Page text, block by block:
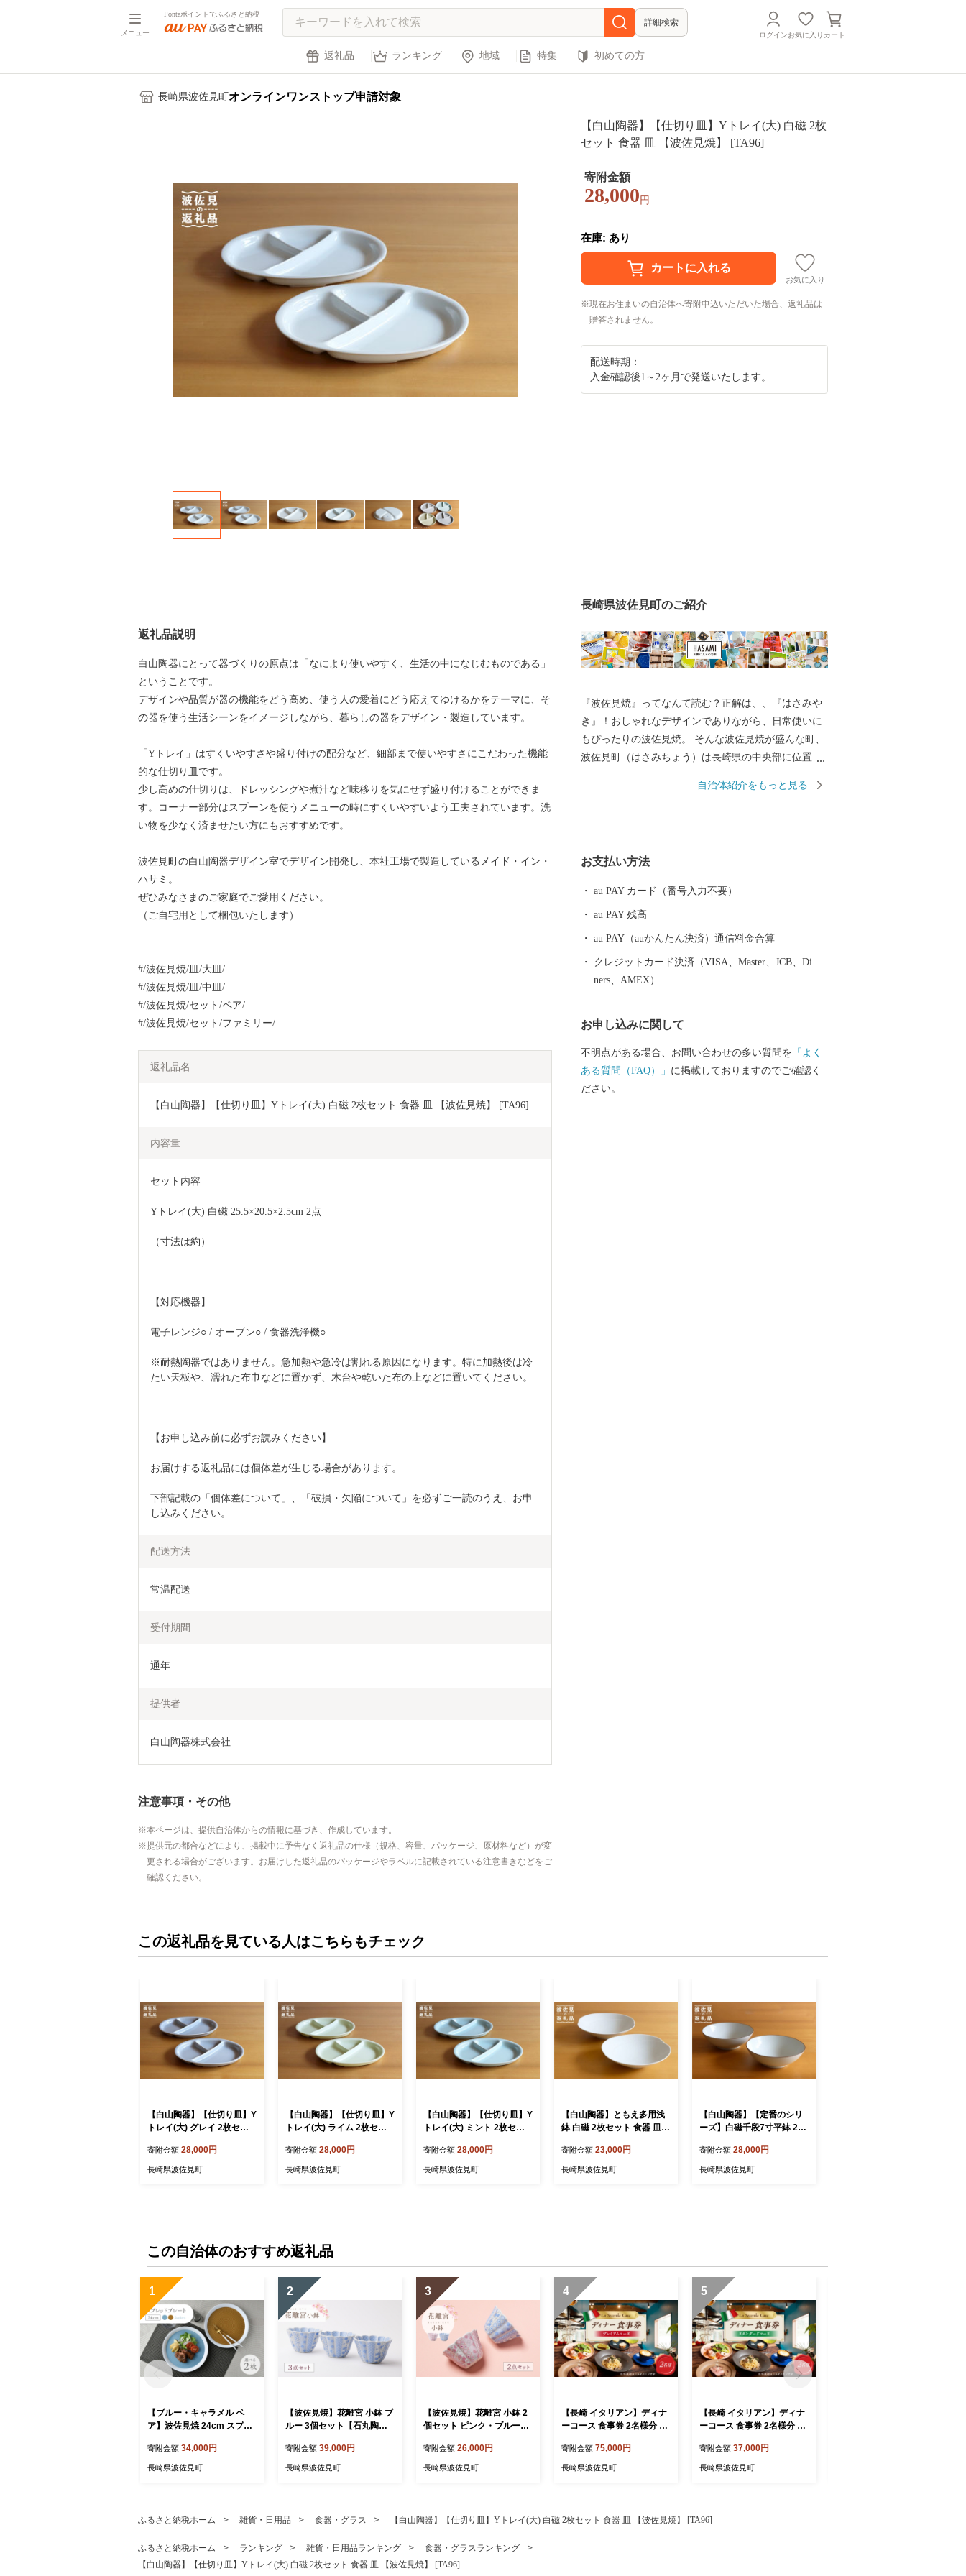
メニュー
Pontaポイントでふるさと納税
詳細検索
ログインお気に入り カート
返礼品 ランキング 地域 特集 初めての方
長崎県波佐見町 オンラインワンストップ申請対象
【白山陶器】【仕切り皿】Yトレイ(大) 白磁 2枚
セット 食器 皿 【波佐見焼】 [TA96]
寄附金額
28,000 円
在庫: あり
お気に入り
現在お住まいの自治体へ寄附申込いただいた場合、返礼品は
贈答されません。
配送時期：
入金確認後1～2ヶ月で発送いたします。
返礼品説明
白山陶器にとって器づくりの原点は「なにより使いやすく、生活の中になじむものである」
ということです。
デザインや品質が器の機能をどう高め、使う人の愛着にどう応えてゆけるかをテーマに、そ
の器を使う生活シーンをイメージしながら、暮らしの器をデザイン・製造しています。
「Yトレイ」はすくいやすさや盛り付けの配分など、細部まで使いやすさにこだわった機能
的な仕切り皿です。
少し高めの仕切りは、ドレッシングや煮汁など味移りを気にせず盛り付けることができま
す。コーナー部分はスプーンを使うメニューの時にすくいやすいよう工夫されています。洗
い物を少なく済ませたい方にもおすすめです。
波佐見町の白山陶器デザイン室でデザイン開発し、本社工場で製造しているメイド・イン・
ハサミ。
ぜひみなさまのご家庭でご愛用ください。
（ご自宅用として梱包いたします）
#/波佐見焼/皿/大皿/
#/波佐見焼/皿/中皿/
#/波佐見焼/セット/ペア/
#/波佐見焼/セット/ファミリー/
返礼品名
【白山陶器】【仕切り皿】Yトレイ(大) 白磁 2枚セット 食器 皿 【波佐見焼】 [TA96]
内容量
セット内容
Yトレイ(大) 白磁 25.5×20.5×2.5cm 2点
（寸法は約）
【対応機器】
電子レンジ○ / オーブン○ / 食器洗浄機○
※耐熱陶器ではありません。急加熱や急冷は割れる原因になります。特に加熱後は冷
たい天板や、濡れた布巾などに置かず、木台や乾いた布の上などに置いてください。
【お申し込み前に必ずお読みください】
お届けする返礼品には個体差が生じる場合があります。
下部記載の「個体差について」、「破損・欠陥について」を必ずご一読のうえ、お申
し込みください。
配送方法
常温配送
受付期間
通年
提供者
白山陶器株式会社
注意事項・その他
本ページは、提供自治体からの情報に基づき、作成しています。
提供元の都合などにより、掲載中に予告なく返礼品の仕様（規格、容量、パッケージ、原材料など）が変
更される場合がございます。お届けした返礼品のパッケージやラベルに記載されている注意書きなどをご
確認ください。
長崎県波佐見町のご紹介
『波佐見焼』ってなんて読む？正解は、、『はさみや
き』！おしゃれなデザインでありながら、日常使いに
もぴったりの波佐見焼。 そんな波佐見焼が盛んな町、
波佐見町（はさみちょう）は長崎県の中央部に位置
田百選に選ばれた「鬼木棚田」にみられるように、豊
います。 今なお多くの窯元が集積する中尾山には世界
品であった磁器を広く普及させるとともに、食文化に
も大きな影響を与えたといわれています。 そして近年
においても、日本の食卓を彩るおしゃれで機能的な日
など、ここでは紹介しきれません。長崎へお越しの際
自治体紹介をもっと見る
お支払い方法
au PAY カード（番号入力不要）
au PAY 残高
au PAY（auかんたん決済）通信料金合算
クレジットカード決済（VISA、Master、JCB、Di
ners、AMEX）
お申し込みに関して
不明点がある場合、お問い合わせの多い質問を 「よく
ある質問（FAQ）」 に掲載しておりますのでご確認く
ださい。
この返礼品を見ている人はこちらもチェック
【白山陶器】【仕切り皿】Y
トレイ(大) グレイ 2枚セッ
99]
寄附金額 28,000円
長崎県波佐見町
【白山陶器】【仕切り皿】Y
トレイ(大) ライム 2枚セッ
98]
寄附金額 28,000円
長崎県波佐見町
【白山陶器】【仕切り皿】Y
トレイ(大) ミント 2枚セッ
97]
寄附金額 28,000円
長崎県波佐見町
【白山陶器】ともえ多用浅
鉢 白磁 2枚セット 食器 皿
寄附金額 23,000円
長崎県波佐見町
【白山陶器】【定番のシリ
ーズ】白磁千段7寸平鉢 2ピ
見焼】[TA113]
寄附金額 28,000円
長崎県波佐見町
この自治体のおすすめ返礼品
1
【ブルー・キャラメル ペ
ア】波佐見焼 24cm スプレ
B55]
寄附金額 34,000円
長崎県波佐見町
2
【波佐見焼】花離宮 小鉢 ブ
ルー 3個セット【石丸陶
寄附金額 39,000円
長崎県波佐見町
3
【波佐見焼】花離宮 小鉢 2
個セット ピンク・ブルー
寄附金額 26,000円
長崎県波佐見町
4
【長崎 イタリアン】ディナ
ーコース 食事券 2名様分 プ
da Casa】 [IG16]
寄附金額 75,000円
長崎県波佐見町
5
【長崎 イタリアン】ディナ
ーコース 食事券 2名様分 ス
onda Casa】 [IG15]
寄附金額 37,000円
長崎県波佐見町
ふるさと納税ホーム 雑貨・日用品 食器・グラス 【白山陶器】【仕切り皿】Yトレイ(大) 白磁 2枚セット 食器 皿 【波佐見焼】 [TA96]
ふるさと納税ホーム ランキング 雑貨・日用品ランキング
食器・グラスランキング
【白山陶器】【仕切り皿】Yトレイ(大) 白磁 2枚セット 食器 皿 【波佐見焼】 [TA96]